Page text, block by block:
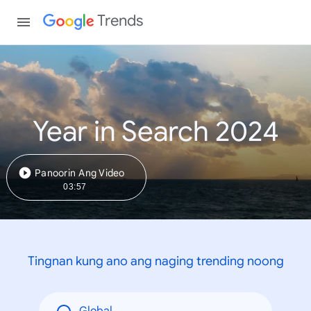
Trends
Year in Search 2024
Panoorin Ang Video
03:57
Tingnan kung ano ang naging trending noong